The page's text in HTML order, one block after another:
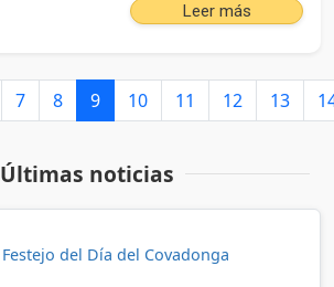
Leer más
7 8 9 10 11 12 13
Últimas noticias
Festejo del Día del Covadonga